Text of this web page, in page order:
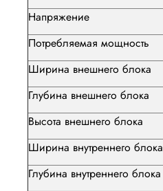
Напряжение
Потребляемая мощность
Ширина внешнего блока
Глубина внешнего блока
Высота внешнего блока
Ширина внутреннего блока
Глубина внутреннего блока